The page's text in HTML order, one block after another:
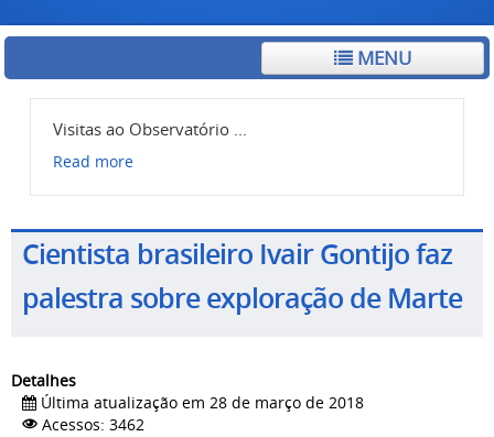
MENU
...
Cientista brasileiro Ivair Gontijo faz
palestra sobre exploração de Marte
Detalhes
Última atualização em 28 de março de 2018
Acessos: 3462